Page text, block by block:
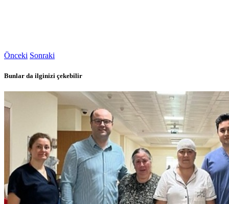
Önceki Sonraki
Bunlar da ilginizi çekebilir